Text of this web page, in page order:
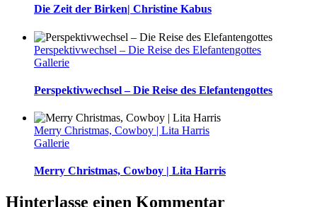
Die Zeit der Birken| Christine Kabus
Perspektivwechsel – Die Reise des Elefantengottes
Gallerie
Perspektivwechsel – Die Reise des Elefantengottes
Merry Christmas, Cowboy | Lita Harris
Gallerie
Merry Christmas, Cowboy | Lita Harris
Hinterlasse einen Kommentar